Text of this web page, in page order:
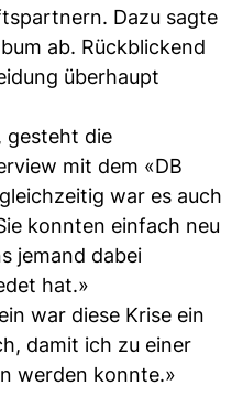
Dazu sagte
ab. Rückblickend
überhaupt
gesteht die
mit dem «DB
war es auch
konnten einfach neu
jemand dabei
hat.»
war diese Krise ein
damit ich zu einer
werden konnte.»